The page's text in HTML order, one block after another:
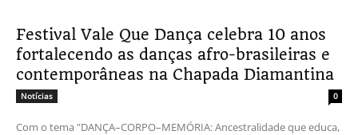
Festival Vale Que Dança celebra 10 anos
fortalecendo as danças afro-brasileiras e
contemporâneas na Chapada Diamantina
Notícias 0
Com o tema "DANÇA–CORPO–MEMÓRIA: Ancestralidade que educa,